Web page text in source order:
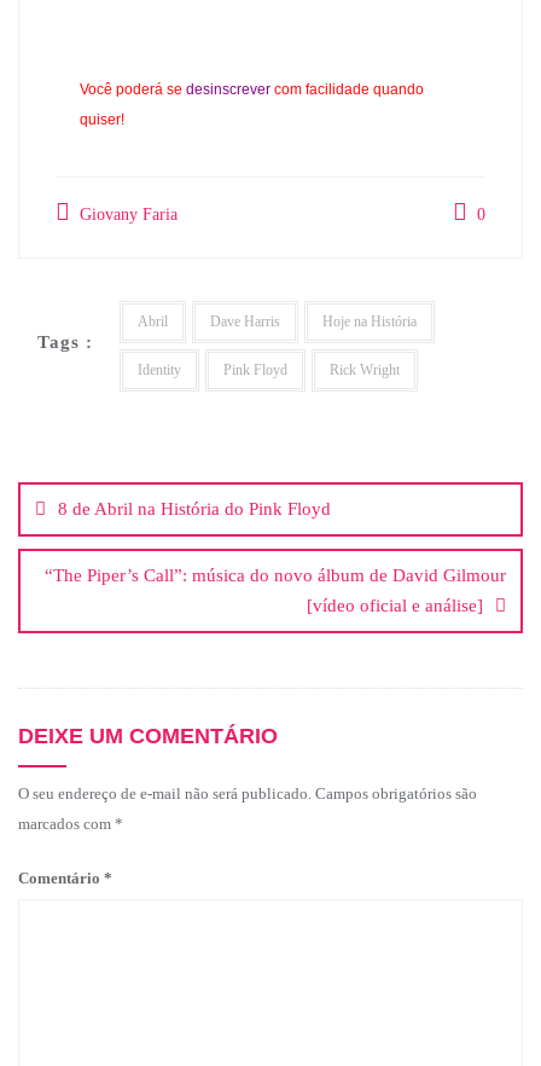
Você poderá se desinscrever com facilidade quando
quiser!
Giovany Faria 0
Tags :
Abril Dave Harris Hoje na História
Identity Pink Floyd Rick Wright
8 de Abril na História do Pink Floyd
“The Piper’s Call”: música do novo álbum de David Gilmour
[vídeo oficial e análise]
DEIXE UM COMENTÁRIO
O seu endereço de e-mail não será publicado. Campos obrigatórios são
marcados com *
Comentário *